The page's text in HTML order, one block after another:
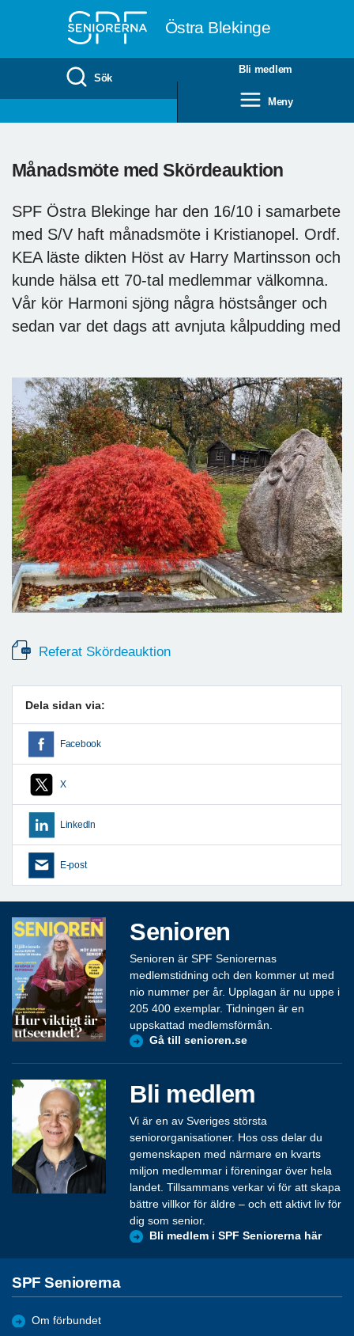
Östra Blekinge
Sök
Bli medlem
Meny
Månadsmöte med Skördeauktion
SPF Östra Blekinge har den 16/10 i samarbete
med S/V haft månadsmöte i Kristianopel. Ordf.
KEA läste dikten Höst av Harry Martinsson och
kunde hälsa ett 70-tal medlemmar välkomna.
Vår kör Harmoni sjöng några höstsånger och
sedan var det dags att avnjuta kålpudding med
Referat Skördeauktion
Dela sidan via:
Facebook
X
LinkedIn
E-post
Senioren
Senioren är SPF Seniorernas
medlemstidning och den kommer ut med
nio nummer per år. Upplagan är nu uppe i
205 400 exemplar. Tidningen är en
uppskattad medlemsförmån.
Gå till senioren.se
Bli medlem
Vi är en av Sveriges största
seniororganisationer. Hos oss delar du
gemenskapen med närmare en kvarts
miljon medlemmar i föreningar över hela
landet. Tillsammans verkar vi för att skapa
bättre villkor för äldre – och ett aktivt liv för
dig som senior.
Bli medlem i SPF Seniorerna här
SPF Seniorerna
Om förbundet